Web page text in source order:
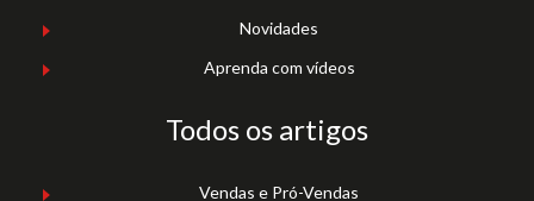
Novidades
Aprenda com vídeos
Todos os artigos
Vendas e Pró-Vendas